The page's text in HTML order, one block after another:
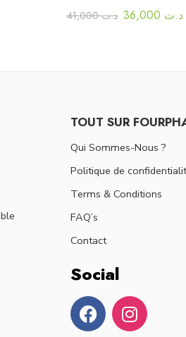
د.ت41,000 د.ت
TOUT SUR
Qui Sommes-Nous ?
Politique de
Terms & Conditions
FAQ’s
Contact
Social